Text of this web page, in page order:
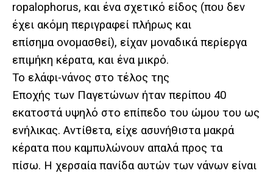
ropalophorus, και ένα σχετικό είδος (που δεν
έχει ακόμη περιγραφεί πλήρως και
επίσημα ονομασθεί), είχαν μοναδικά περίεργα
επιμήκη κέρατα, και ένα μικρό.
Το ελάφι-νάνος στο τέλος της
Εποχής των Παγετώνων ήταν περίπου 40
εκατοστά υψηλό στο επίπεδο του ώμου του ως
ενήλικας. Αντίθετα, είχε ασυνήθιστα μακρά
κέρατα που καμπυλώνουν απαλά προς τα
πίσω. Η χερσαία πανίδα αυτών των νάνων είναι